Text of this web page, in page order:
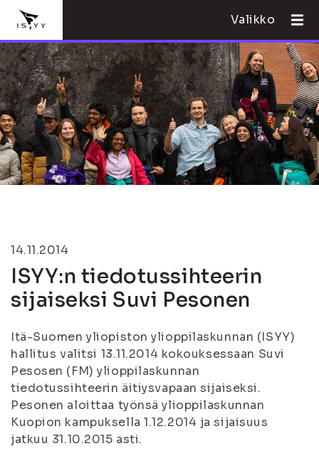
Valikko
14.11.2014
ISYY:n tiedotussihteerin
sijaiseksi Suvi Pesonen
Itä-Suomen yliopiston ylioppilaskunnan (ISYY)
hallitus valitsi 13.11.2014 kokouksessaan Suvi
Pesosen (FM) ylioppilaskunnan
tiedotussihteerin äitiysvapaan sijaiseksi.
Pesonen aloittaa työnsä ylioppilaskunnan
Kuopion kampuksella 1.12.2014 ja sijaisuus
jatkuu 31.10.2015 asti.